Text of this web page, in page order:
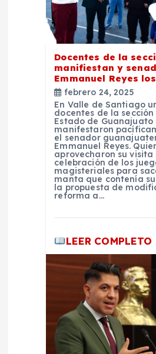
Docentes de la
manifiestan y
Emmanuel Reyes
febrero 24, 2025
En Valle de Santiago
docentes de la sección
Estado de Guanajuato
manifestaron
el senador
Emmanuel Reyes.
aprovecharon su
celebración de los
magisteriales para
manta que contenía
la propuesta de
reforma a…
LEER COMPLETO